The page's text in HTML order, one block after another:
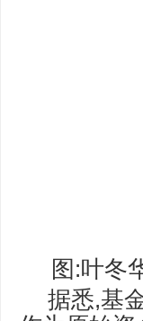
图:叶冬
据悉,基